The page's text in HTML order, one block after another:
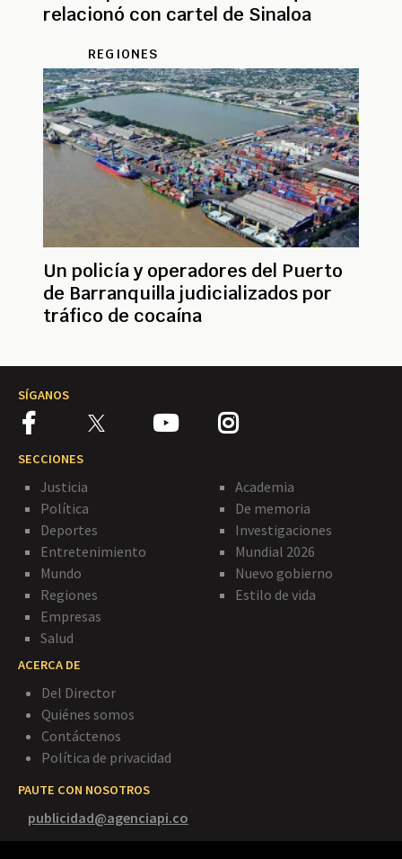
relacionó con cartel de Sinaloa
REGIONES
Un policía y operadores del Puerto
de Barranquilla judicializados por
tráfico de cocaína
SÍGANOS
SECCIONES
Justicia
Política
Deportes
Entretenimiento
Mundo
Regiones
Empresas
Salud
Academia
De memoria
Investigaciones
Mundial 2026
Nuevo gobierno
Estilo de vida
ACERCA DE
Del Director
Quiénes somos
Contáctenos
Política de privacidad
PAUTE CON NOSOTROS
publicidad@agenciapi.co